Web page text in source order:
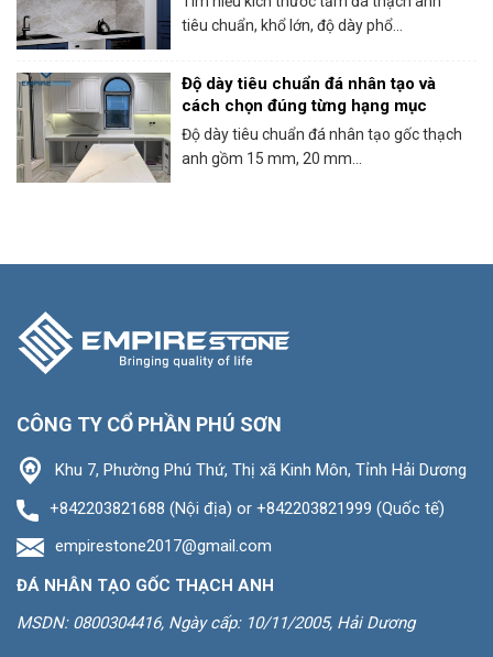
tiêu chuẩn, khổ lớn, độ dày phổ...
Độ dày tiêu chuẩn đá nhân tạo và
cách chọn đúng từng hạng mục
Độ dày tiêu chuẩn đá nhân tạo gốc thạch
anh gồm 15 mm, 20 mm...
CÔNG TY CỔ PHẦN PHÚ SƠN
Khu 7, Phường Phú Thứ, Thị xã Kinh Môn, Tỉnh Hải Dương
+842203821688 (Nội địa) or +842203821999 (Quốc tế)
empirestone2017@gmail.com
ĐÁ NHÂN TẠO GỐC THẠCH ANH
MSDN: 0800304416, Ngày cấp: 10/11/2005, Hải Dương